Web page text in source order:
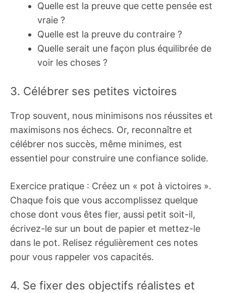
Quelle est la preuve que cette pensée est
vraie ?
Quelle est la preuve du contraire ?
Quelle serait une façon plus équilibrée de
voir les choses ?
3. Célébrer ses petites victoires
Trop souvent, nous minimisons nos réussites et
maximisons nos échecs. Or, reconnaître et
célébrer nos succès, même minimes, est
essentiel pour construire une confiance solide.
Exercice pratique : Créez un « pot à victoires ».
Chaque fois que vous accomplissez quelque
chose dont vous êtes fier, aussi petit soit-il,
écrivez-le sur un bout de papier et mettez-le
dans le pot. Relisez régulièrement ces notes
pour vous rappeler vos capacités.
4. Se fixer des objectifs réalistes et